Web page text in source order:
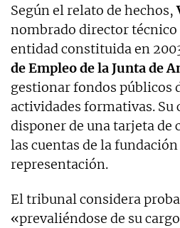
Según el relato de hechos,
nombrado director técnico
entidad constituida en
de Empleo de la Junta de
gestionar fondos públicos
actividades formativas.
disponer de una tarjeta de
las cuentas de la
representación.
El tribunal considera
«prevaliéndose de su